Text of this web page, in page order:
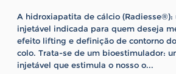
A hidroxiapatita de cálcio (Radiesse®):
injetável indicada para quem deseja
efeito lifting e definição de contorno
colo. Trata-se de um bioestimulador:
injetável que estimula o nosso o...